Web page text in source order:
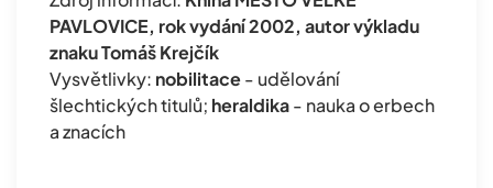
PAVLOVICE, rok vydání 2002, autor výkladu
znaku Tomáš Krejčík
Vysvětlivky: nobilitace- udělování
šlechtických titulů; heraldika- nauka o erbech
a znacích